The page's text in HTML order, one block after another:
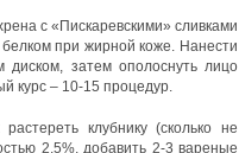
с «Пискаревскими» сливками
при жирной коже. Нанести
затем ополоснуть лицо
курс – 10-15 процедур.
клубнику (сколько не
2,5%, добавить 2-3 вареные